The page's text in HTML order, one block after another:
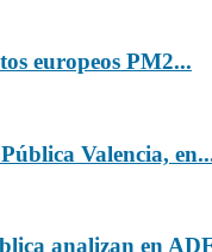
europeos PM2...
Valencia,
analizan en